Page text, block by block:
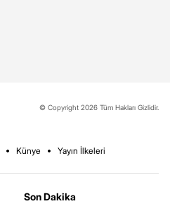
© Copyright 2026 Tüm Hakları Gizlidir.
Künye Yayın İlkeleri
Son Dakika